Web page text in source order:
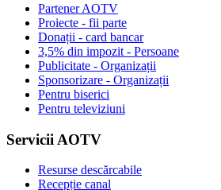
Partener AOTV
Proiecte - fii parte
Donații - card bancar
3,5% din impozit - Persoane
Publicitate - Organizații
Sponsorizare - Organizații
Pentru biserici
Pentru televiziuni
Servicii AOTV
Resurse descărcabile
Recepție canal